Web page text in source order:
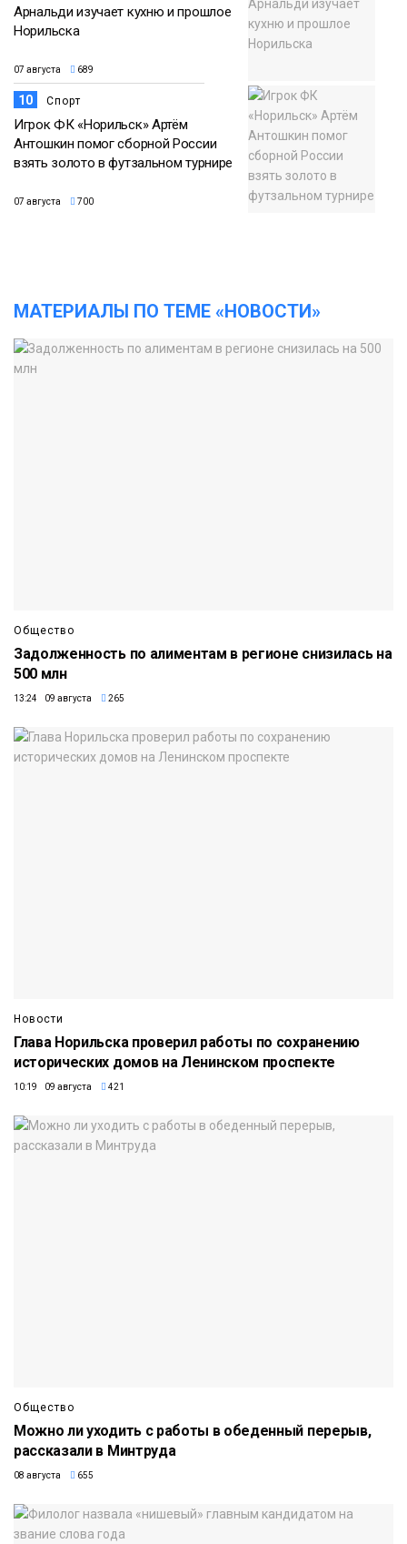
Арнальди изучает кухню и прошлое
Норильска
07 августа 689
10 Спорт
Игрок ФК «Норильск» Артём
Антошкин помог сборной России
взять золото в футзальном турнире
07 августа 700
МАТЕРИАЛЫ ПО ТЕМЕ «НОВОСТИ»
Общество
Задолженность по алиментам в регионе снизилась на
500 млн
13:24 09 августа 265
Новости
Глава Норильска проверил работы по сохранению
исторических домов на Ленинском проспекте
10:19 09 августа 421
Общество
Можно ли уходить с работы в обеденный перерыв,
рассказали в Минтруда
08 августа 655